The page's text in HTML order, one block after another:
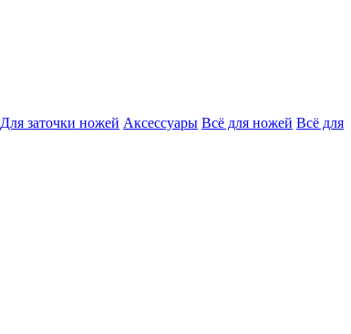
Для заточки ножей Аксессуары Всё для ножей Всё для